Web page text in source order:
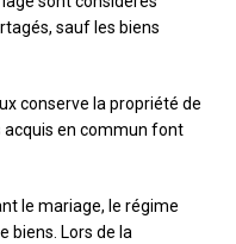
sauf les biens
conserve la propriété de
acquis en commun font
le mariage, le régime
biens. Lors de la